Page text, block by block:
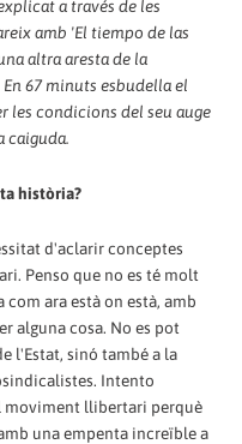
a través de les
amb 'El tiempo de las
altra aresta de la
67 minuts esbudella el
les condicions del seu auge
caiguda.
història?
d'aclarir conceptes
Penso que no es té molt
ara està on està, amb
alguna cosa. No es pot
l'Estat, sinó també a la
Intento
moviment llibertari perquè
una empenta increïble a